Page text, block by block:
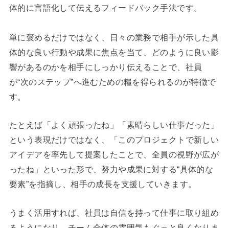
体的に言語化して伝えるフィードバック手法です。
単に褒めるだけではなく、日々の業務で相手が示した具
体的な良い行動や成果に焦点を当て、どのように良い影
響があるのかを相手にしっかり伝えることで、社員
が“次のステップ”へ進むための糧を得られるのが特徴で
す。
たとえば「よく頑張ったね」「素晴らしい仕事だった」
という表現だけではなく、「このプロジェクトで新しい
アイデアを率先して提案したことで、全員の視野が広が
ったね」といった形で、努力や成果に対する“具体的な
要素”を指摘し、相手の成長を支援していきます。
うまく活用すれば、社員は自信を持って仕事に取り組め